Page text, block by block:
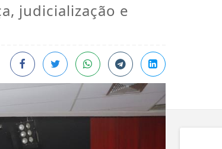
judicialização e